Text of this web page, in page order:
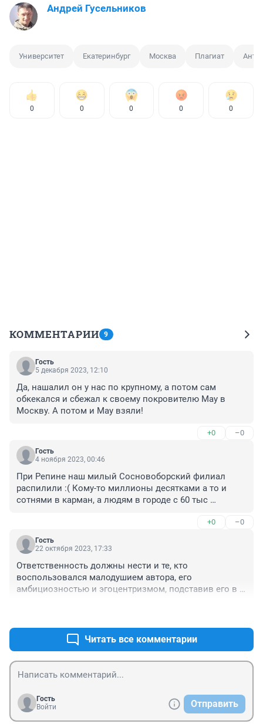
Андрей Гусельников
Университет Екатеринбург Москва Плагиат
0 0 0 0 0
КОММЕНТАРИИ 9
Гость
5 декабря 2023, 12:10
Да, нашалил он у нас по крупному, а потом сам
обкекался и сбежал к своему покровителю Мау в
Москву. А потом и Мау взяли!
+0 –0
Гость
4 ноября 2023, 00:46
При Репине наш милый Сосновоборский филиал
распилили :( Кому-то миллионы десятками а то и
сотнями в карман, а людям в городе с 60 тыс
отрывался в Питере, в Екатеринбурге пока не
уволили. Хорошо хоть эти вузы не закрыли и
пережили Репина !
+0 –0
Гость
22 октября 2023, 17:33
Ответственность должны нести и те, кто
воспользовался малодушием автора, его
амбициозностью и эгоцентризмом, подставив его в
Читать все комментарии
Гость
Войти
Отправить